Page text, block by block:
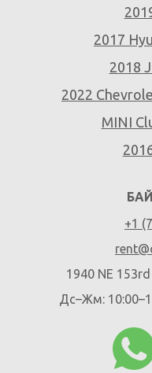
2017
2018
2022
MINI
+1
1940 NE
Дс–Жм: